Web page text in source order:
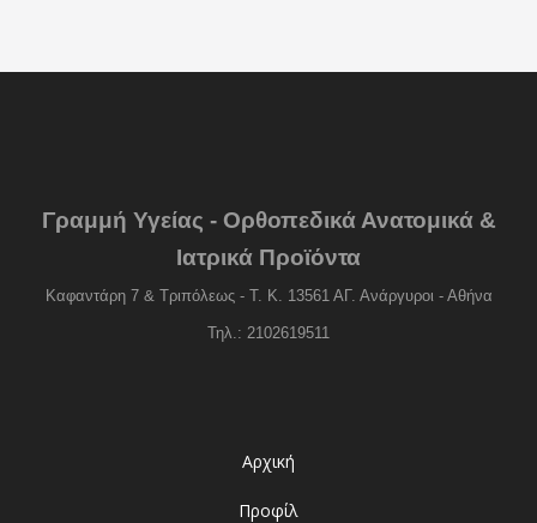
Γραμμή Υγείας - Ορθοπεδικά Ανατομικά &
Ιατρικά Προϊόντα
Καφαντάρη 7 & Τριπόλεως - Τ. Κ. 13561 ΑΓ. Ανάργυροι - Αθήνα
Τηλ.: 2102619511
Αρχική
Προφίλ